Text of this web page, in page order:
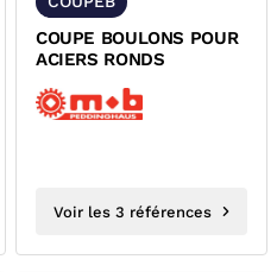
COUPE BOULONS POUR
ACIERS RONDS
Voir les 3 références